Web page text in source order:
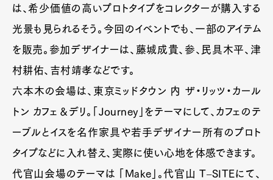
は、希少価値の高いプロトタイプをコレクターが購入する
光景も見られるそう。今回のイベントでも、一部のアイテム
を販売。参加デザイナーは、藤城成貴、参、民具木平、津
村耕佑、吉村靖孝などです。
六本木の会場は、東京ミッドタウン 内 ザ・リッツ・カール
トン カフェ＆デリ。「Journey」をテーマにして、カフェのテ
ーブルとイスを名作家具や若手デザイナー所有のプロト
タイプなどに入れ替え、実際に使い心地を体感できます。
代官山会場のテーマは 「Make」。代官山 T–SITEにて、